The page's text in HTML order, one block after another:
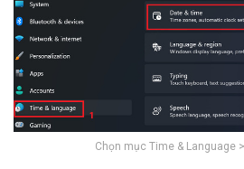
Chọn mục Time & Language